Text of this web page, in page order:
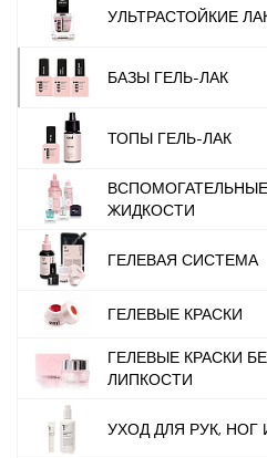
УЛЬТРАСТОЙКИЕ
БАЗЫ ГЕЛЬ-ЛАК
ТОПЫ ГЕЛЬ-ЛАК
ВСПОМОГАТЕЛЬНЫЕ
ЖИДКОСТИ
ГЕЛЕВАЯ СИСТЕМА
ГЕЛЕВЫЕ КРАСКИ
ГЕЛЕВЫЕ КРАСКИ
ЛИПКОСТИ
УХОД ДЛЯ РУК, НОГ